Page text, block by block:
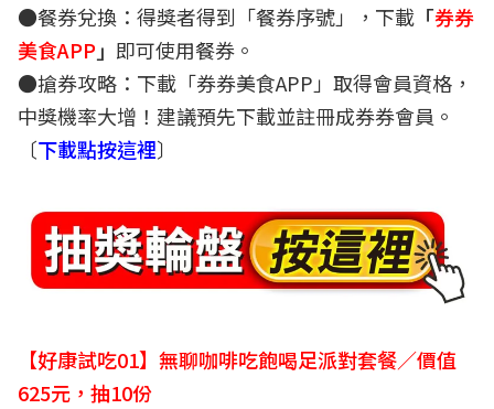
●餐券兌換：得獎者得到「餐券序號」，下載 「券券
美食APP 」 即可使用餐券。
●搶券攻略：下載「券券美食APP」取得會員資格，
中獎機率大增！建議預先下載並註冊成券券會員。
〔下載點按這裡〕
【好康試吃01】無聊咖啡吃飽喝足派對套餐／價值
625元，抽10份